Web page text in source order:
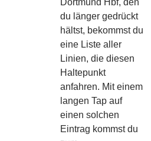
du länger gedrückt
hältst, bekommst du
eine Liste aller
Linien, die diesen
Haltepunkt
anfahren. Mit einem
langen Tap auf
einen solchen
Eintrag kommst du